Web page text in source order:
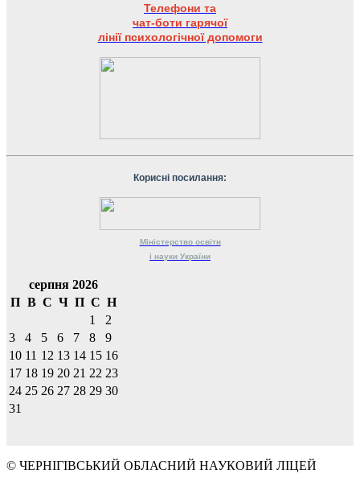
Телефони та
чат-боти гарячої
лінії психологічної допомоги
Корисні посилання:
Міністерство освіти
і науки України
серпня 2026
П В С Ч П С Н
1
2
3
4 5 6 7 8
9
10 11 12 13 14 15 16
17 18 19 20 21 22 23
24 25 26 27 28 29 30
31
© ЧЕРНІГІВСЬКИЙ ОБЛАСНИЙ НАУКОВИЙ ЛІЦЕЙ